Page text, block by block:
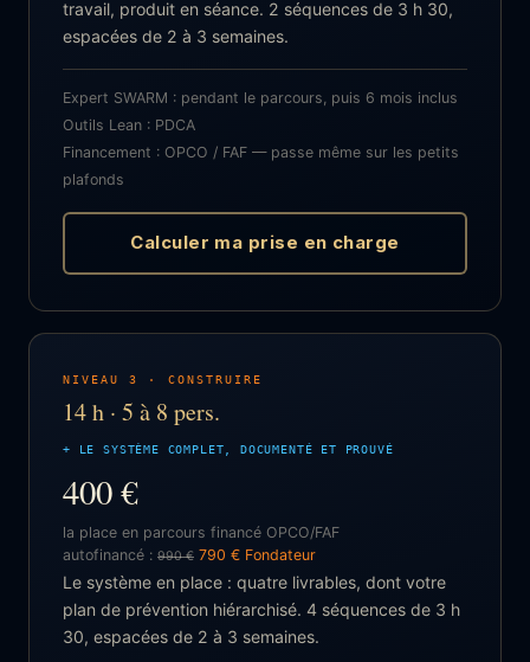
travail, produit en séance. 2 séquences de 3 h 30,
espacées de 2 à 3 semaines.
Expert SWARM : pendant le parcours, puis 6 mois inclus
Outils Lean : PDCA
Financement : OPCO / FAF — passe même sur les petits
plafonds
Calculer ma prise en charge
NIVEAU 3 · CONSTRUIRE
14 h · 5 à 8 pers.
+ LE SYSTÈME COMPLET, DOCUMENTÉ ET PROUVÉ
400 €
la place en parcours financé OPCO/FAF
autofinancé : 990 € 790 € Fondateur
Le système en place : quatre livrables, dont votre
plan de prévention hiérarchisé. 4 séquences de 3 h
30, espacées de 2 à 3 semaines.